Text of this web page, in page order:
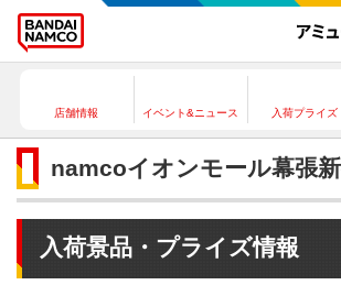
店舗情報 イベント&ニュース 入荷プライズ
namcoイオンモール幕張
入荷景品・プライズ情報